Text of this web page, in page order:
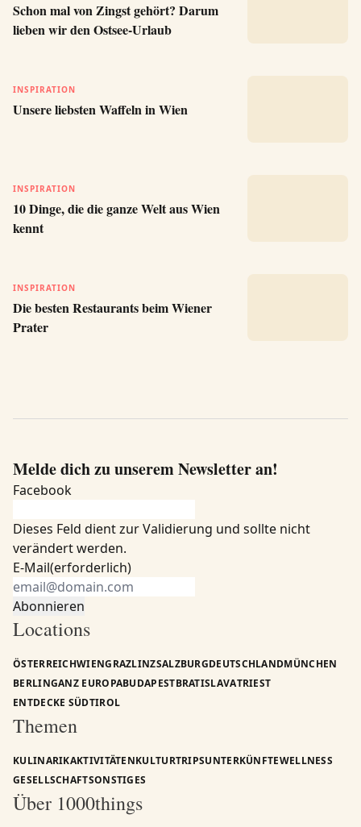
Schon mal von Zingst gehört? Darum
lieben wir den Ostsee-Urlaub
INSPIRATION
Unsere liebsten Waffeln in Wien
INSPIRATION
10 Dinge, die die ganze Welt aus Wien
kennt
INSPIRATION
Die besten Restaurants beim Wiener
Prater
Locations
ÖSTERREICHWIENGRAZLINZSALZBURGDEUTSCHLANDMÜNCHEN
BERLINGANZ EUROPABUDAPESTBRATISLAVATRIEST
ENTDECKE SÜDTIROL
Themen
KULINARIKAKTIVITÄTENKULTURTRIPSUNTERKÜNFTEWELLNESS
GESELLSCHAFTSONSTIGES
Über 1000things
Melde dich zu unserem Newsletter an!
Facebook
Dieses Feld dient zur Validierung und sollte nicht
verändert werden.
E-Mail(erforderlich)